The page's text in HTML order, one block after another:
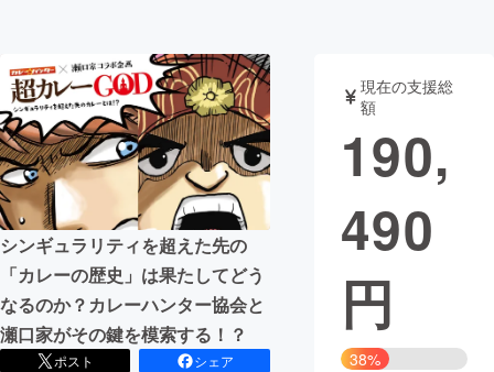
テクノロジー・ガジェット
映像・映画 書籍・雑誌
ビジネス・起業 チャレンジ
まちづくり・地域活性化
CAMPFIRE for Social Good CAMPFIRE Creation
シンギュラリティを超えた先の
「カレーの歴史」は果たしてどう
なるのか？カレーハンター協会と
瀬口家がその鍵を模索する！？
ポスト
シェア
現在の支援総
額
190,
490
円
38%